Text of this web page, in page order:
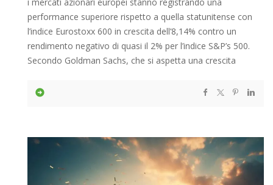
i mercati azionari europei stanno registrando una
performance superiore rispetto a quella statunitense con
l’indice Eurostoxx 600 in crescita dell’8,14% contro un
rendimento negativo di quasi il 2% per l’indice S&P’s 500.
Secondo Goldman Sachs, che si aspetta una crescita